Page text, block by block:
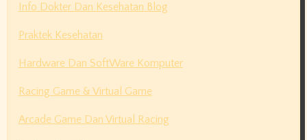
Info Dokter Dan Kesehatan Blog
Praktek Kesehatan
Hardware Dan SoftWare Komputer
Racing Game & Virtual Game
Arcade Game Dan Virtual Racing